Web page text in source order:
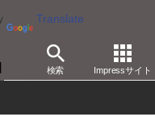
Translate
検索 Impressサイト